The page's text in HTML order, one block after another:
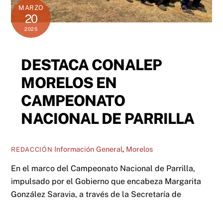
MARZO
20
2025
DESTACA CONALEP
MORELOS EN
CAMPEONATO
NACIONAL DE PARRILLA
REDACCIÓN Información General, Morelos
En el marco del Campeonato Nacional de Parrilla,
impulsado por el Gobierno que encabeza Margarita
González Saravia, a través de la Secretaría de